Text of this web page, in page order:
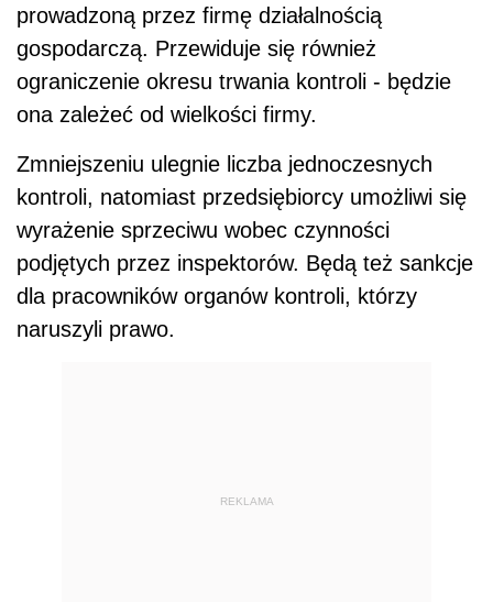
prowadzoną przez firmę działalnością
gospodarczą. Przewiduje się również
ograniczenie okresu trwania kontroli - będzie
ona zależeć od wielkości firmy.
Zmniejszeniu ulegnie liczba jednoczesnych
kontroli, natomiast przedsiębiorcy umożliwi się
wyrażenie sprzeciwu wobec czynności
podjętych przez inspektorów. Będą też sankcje
dla pracowników organów kontroli, którzy
naruszyli prawo.
REKLAMA